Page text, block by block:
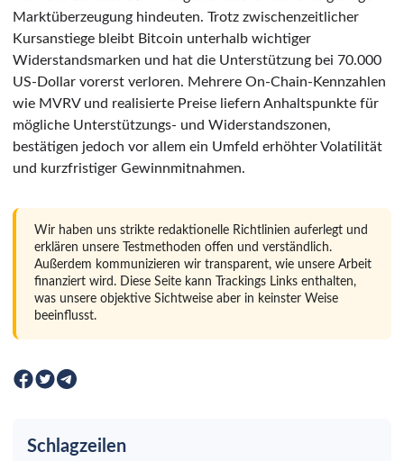
Marktüberzeugung hindeuten. Trotz zwischenzeitlicher
Kursanstiege bleibt Bitcoin unterhalb wichtiger
Widerstandsmarken und hat die Unterstützung bei 70.000
US-Dollar vorerst verloren. Mehrere On-Chain-Kennzahlen
wie MVRV und realisierte Preise liefern Anhaltspunkte für
mögliche Unterstützungs- und Widerstandszonen,
bestätigen jedoch vor allem ein Umfeld erhöhter Volatilität
und kurzfristiger Gewinnmitnahmen.
Wir haben uns strikte redaktionelle Richtlinien auferlegt und
erklären unsere Testmethoden offen und verständlich.
Außerdem kommunizieren wir transparent, wie unsere Arbeit
finanziert wird. Diese Seite kann Trackings Links enthalten,
was unsere objektive Sichtweise aber in keinster Weise
beeinflusst.
Schlagzeilen